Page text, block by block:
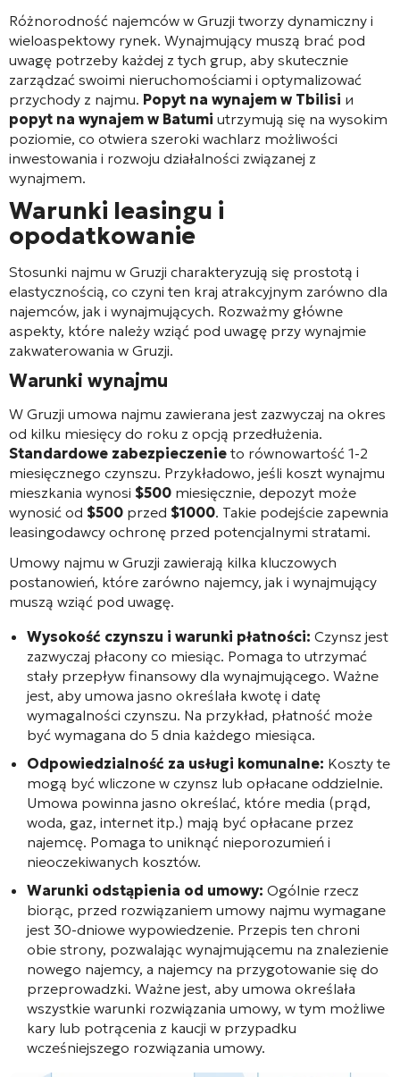
Różnorodność najemców w Gruzji tworzy dynamiczny i
wieloaspektowy rynek. Wynajmujący muszą brać pod
uwagę potrzeby każdej z tych grup, aby skutecznie
zarządzać swoimi nieruchomościami i optymalizować
przychody z najmu. Popyt na wynajem w Tbilisi и
popyt na wynajem w Batumi utrzymują się na wysokim
poziomie, co otwiera szeroki wachlarz możliwości
inwestowania i rozwoju działalności związanej z
wynajmem.
Warunki leasingu i
opodatkowanie
Stosunki najmu w Gruzji charakteryzują się prostotą i
elastycznością, co czyni ten kraj atrakcyjnym zarówno dla
najemców, jak i wynajmujących. Rozważmy główne
aspekty, które należy wziąć pod uwagę przy wynajmie
zakwaterowania w Gruzji.
Warunki wynajmu
W Gruzji umowa najmu zawierana jest zazwyczaj na okres
od kilku miesięcy do roku z opcją przedłużenia.
Standardowe zabezpieczenie to równowartość 1-2
miesięcznego czynszu. Przykładowo, jeśli koszt wynajmu
mieszkania wynosi $500 miesięcznie, depozyt może
wynosić od $500 przed $1000. Takie podejście zapewnia
leasingodawcy ochronę przed potencjalnymi stratami.
Umowy najmu w Gruzji zawierają kilka kluczowych
postanowień, które zarówno najemcy, jak i wynajmujący
muszą wziąć pod uwagę.
Wysokość czynszu i warunki płatności: Czynsz jest
zazwyczaj płacony co miesiąc. Pomaga to utrzymać
stały przepływ finansowy dla wynajmującego. Ważne
jest, aby umowa jasno określała kwotę i datę
wymagalności czynszu. Na przykład, płatność może
być wymagana do 5 dnia każdego miesiąca.
Odpowiedzialność za usługi komunalne: Koszty te
mogą być wliczone w czynsz lub opłacane oddzielnie.
Umowa powinna jasno określać, które media (prąd,
woda, gaz, internet itp.) mają być opłacane przez
najemcę. Pomaga to uniknąć nieporozumień i
nieoczekiwanych kosztów.
Warunki odstąpienia od umowy: Ogólnie rzecz
biorąc, przed rozwiązaniem umowy najmu wymagane
jest 30-dniowe wypowiedzenie. Przepis ten chroni
obie strony, pozwalając wynajmującemu na znalezienie
nowego najemcy, a najemcy na przygotowanie się do
przeprowadzki. Ważne jest, aby umowa określała
wszystkie warunki rozwiązania umowy, w tym możliwe
kary lub potrącenia z kaucji w przypadku
wcześniejszego rozwiązania umowy.